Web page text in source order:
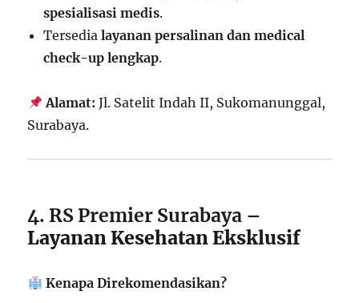
spesialisasi medis.
Tersedialayanan persalinan dan medical
check-up lengkap.
Alamat: Jl. Satelit Indah II, Sukomanunggal,
Surabaya.
4. RS Premier Surabaya –
Layanan Kesehatan Eksklusif
Kenapa Direkomendasikan?